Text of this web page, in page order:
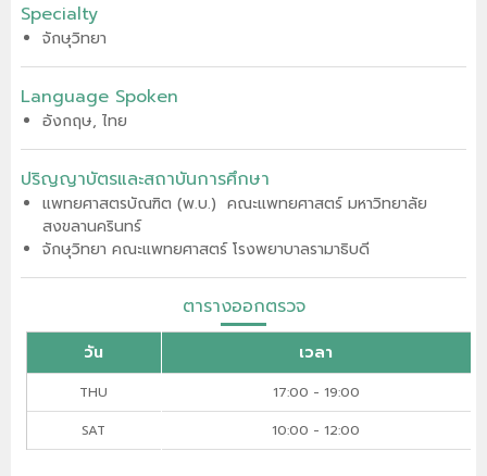
Specialty
จักษุวิทยา
Language Spoken
อังกฤษ, ไทย
ปริญญาบัตรและสถาบันการศึกษา
แพทยศาสตรบัณฑิต (พ.บ.) คณะแพทยศาสตร์ มหาวิทยาลัย
สงขลานครินทร์
จักษุวิทยา คณะแพทยศาสตร์ โรงพยาบาลรามาธิบดี
ตารางออกตรวจ
วัน เวลา
THU
17:00 - 19:00
SAT
10:00 - 12:00